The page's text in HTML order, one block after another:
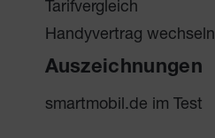
Tarifvergleich
Handyvertrag wechseln
Auszeichnungen
smartmobil.de im Test